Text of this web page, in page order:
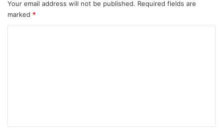
Your email address will not be published. Required fields are
marked *